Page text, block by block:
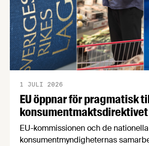
EU öppnar för pragmatisk
konsumentmaktsdirektivet
1 JULI 2026
EU-kommissionen och de nationella
konsumentmyndigheternas